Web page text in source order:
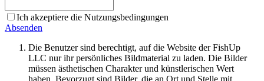
Ich akzeptiere die Nutzungsbedingungen
Absenden
Die Benutzer sind berechtigt, auf die Website der FishUp
LLC nur ihr persönliches Bildmaterial zu laden. Die Bilder
müssen ästhetischen Charakter und künstlerischen Wert
haben. Bevorzugt sind Bilder, die an Ort und Stelle mit